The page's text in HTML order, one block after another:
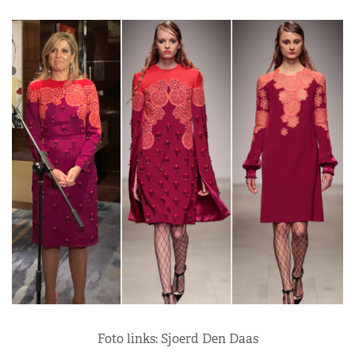
Foto links: Sjoerd Den Daas